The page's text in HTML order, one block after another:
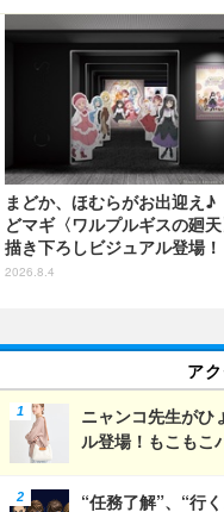
商品登場
まどか、ほむらがお出迎え♪
どマギ〈ワルプルギスの廻天
描き下ろしビジュアル登場
ンシャインシティプリンスホ
2026.8.4
ア
ニャンコ先生がひ
ル登場！もこもこ
“任務了解”、“行